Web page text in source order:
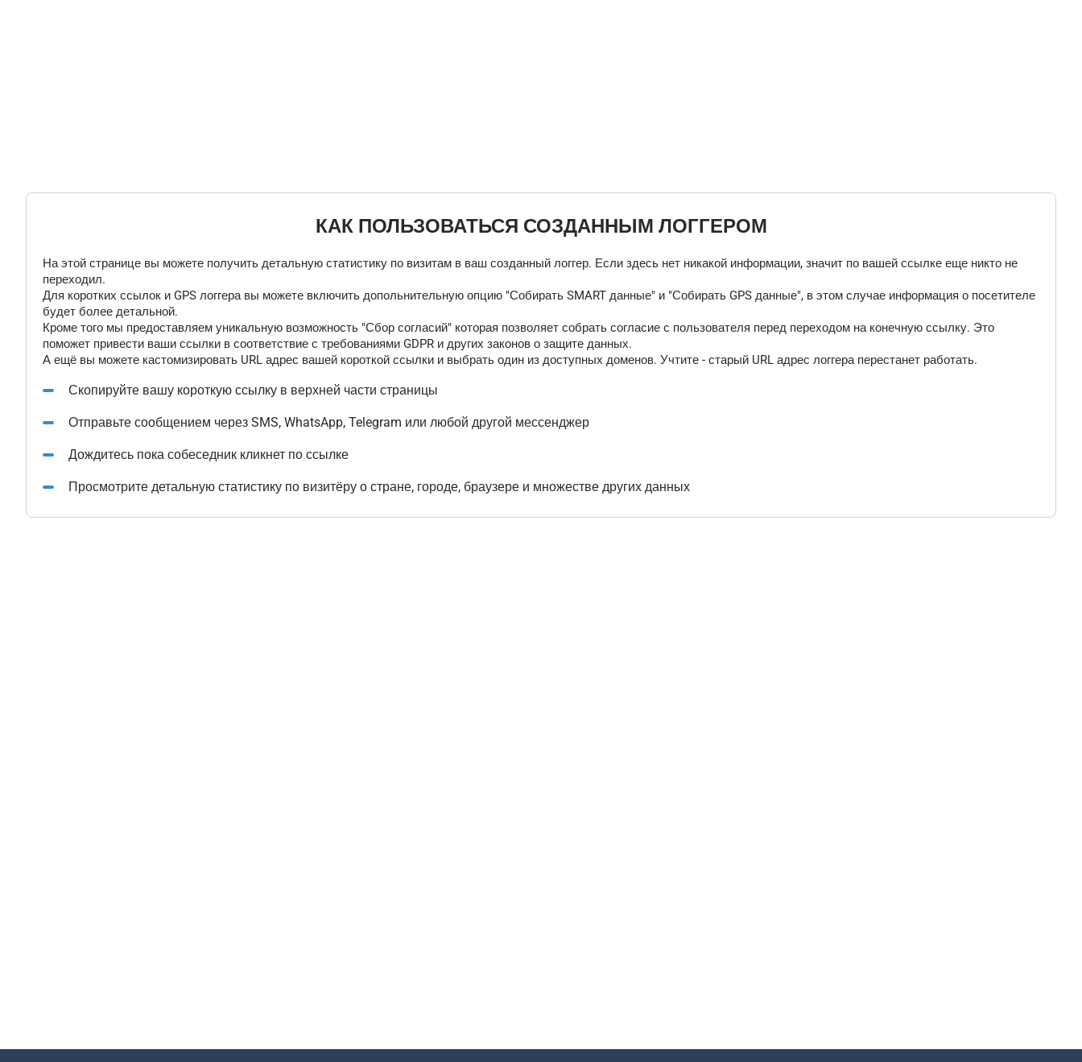
КАК ПОЛЬЗОВАТЬСЯ СОЗДАННЫМ ЛОГГЕРОМ
На этой странице вы можете получить детальную статистику по визитам в ваш созданный логгер. Если здесь нет никакой информации, значит по вашей ссылке еще никто не
переходил.
Для коротких ссылок и GPS логгера вы можете включить допольнительную опцию "Собирать SMART данные" и "Собирать GPS данные", в этом случае информация о посетителе
будет более детальной.
Кроме того мы предоставляем уникальную возможность "Сбор согласий" которая позволяет собрать согласие с пользователя перед переходом на конечную ссылку. Это
поможет привести ваши ссылки в соответствие с требованиями GDPR и других законов о защите данных.
А ещё вы можете кастомизировать URL адрес вашей короткой ссылки и выбрать один из доступных доменов. Учтите - старый URL адрес логгера перестанет работать.
Скопируйте вашу короткую ссылку в верхней части страницы
Отправьте сообщением через SMS, WhatsApp, Telegram или любой другой мессенджер
Дождитесь пока собеседник кликнет по ссылке
Просмотрите детальную статистику по визитёру о стране, городе, браузере и множестве других данных